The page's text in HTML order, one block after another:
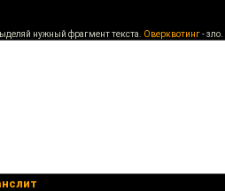
нужный фрагмент текста. Оверквотинг- зло.